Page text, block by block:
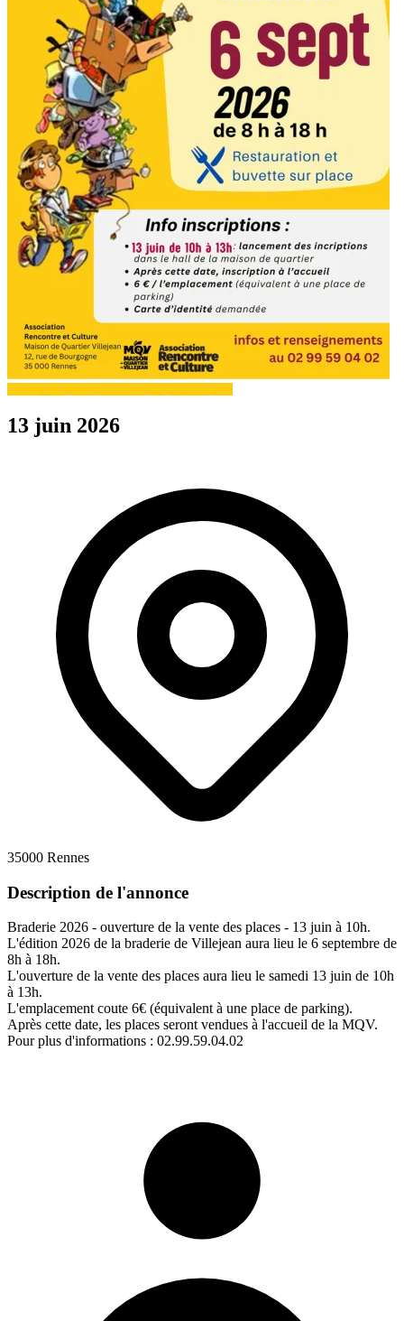
13 juin 2026
35000 Rennes
Description de l'annonce
Braderie 2026 - ouverture de la vente des places - 13 juin à 10h.
L'édition 2026 de la braderie de Villejean aura lieu le 6 septembre de
8h à 18h.
L'ouverture de la vente des places aura lieu le samedi 13 juin de 10h
à 13h.
L'emplacement coute 6€ (équivalent à une place de parking).
Après cette date, les places seront vendues à l'accueil de la MQV.
Pour plus d'informations : 02.99.59.04.02